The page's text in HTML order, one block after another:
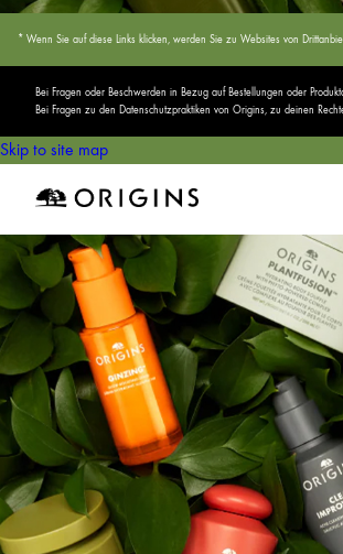
* Wenn Sie auf diese Links klicken, werden Sie zu Websites von
Bei Fragen oder Beschwerden in Bezug auf Bestellungen oder
Bei Fragen zu den Datenschutzpraktiken von Origins, zu deinen
Skip to site map